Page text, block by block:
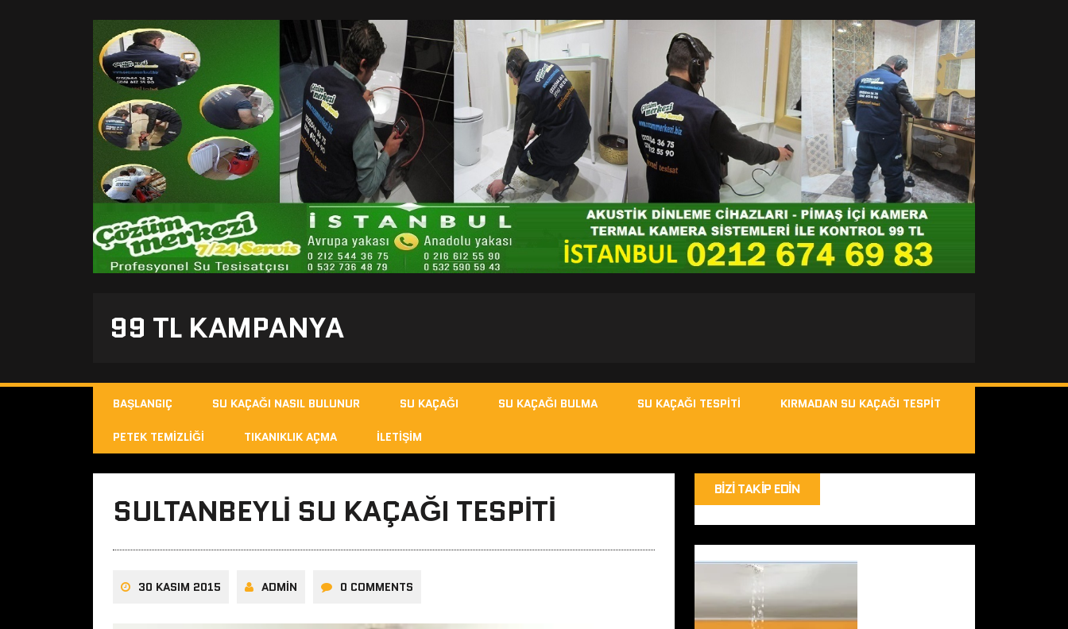
99 TL KAMPANYA
BAŞLANGIÇ SU KAÇAĞI NASIL BULUNUR SU KAÇAĞI SU KAÇAĞI BULMA SU KAÇAĞI TESPITI KIRMADAN SU KAÇAĞI TESPIT
PETEK TEMIZLIĞI TIKANIKLIK AÇMA İLETIŞIM
SULTANBEYLI SU KAÇAĞI TESPITI
30 KASIM 2015 ADMIN 0 COMMENTS
BIZI TAKIP EDIN